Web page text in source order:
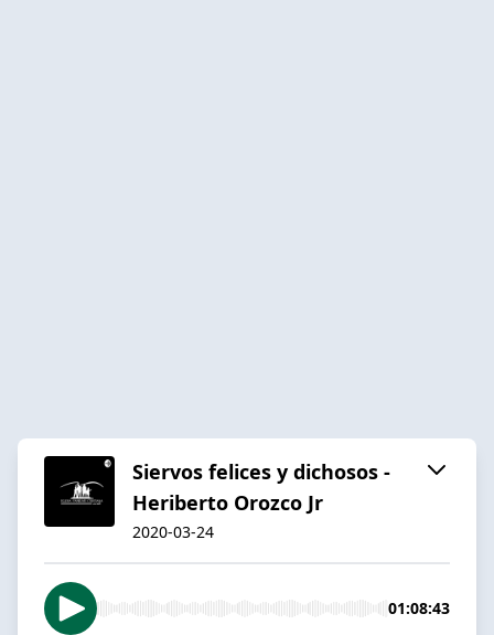
Siervos felices y dichosos -
Heriberto Orozco Jr
2020-03-24
01:08:43